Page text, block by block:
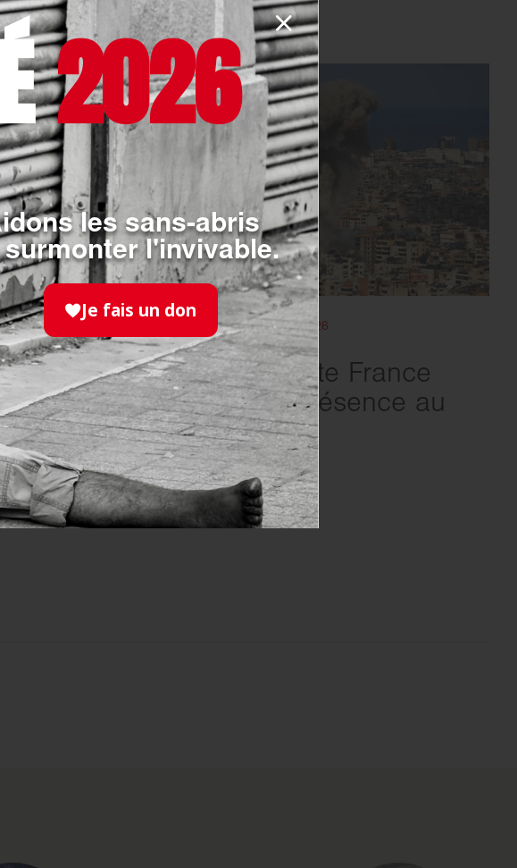
pour
INTERNATIONAL- 05.03.2026
L’Ordre de Malte France
maintient sa présence au
Moyen-Orient
EN SAVOIR PLUS
2026
les sans-abris
surmonter l'invivable.
Je fais un don